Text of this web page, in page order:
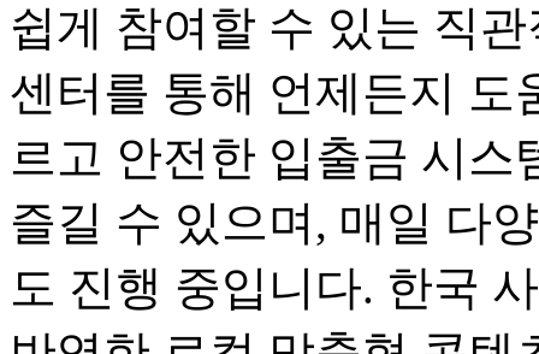
쉽게 참여할 수 있는 직
센터를 통해 언제든지 도
르고 안전한 입출금 시스
즐길 수 있으며, 매일 다
도 진행 중입니다. 한국